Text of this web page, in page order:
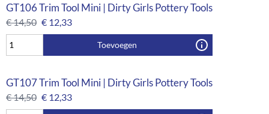
GT106 Trim Tool Mini | Dirty Girls Pottery Tools
€14,50 € 12,33
Toevoegen
GT107 Trim Tool Mini | Dirty Girls Pottery Tools
€14,50 € 12,33